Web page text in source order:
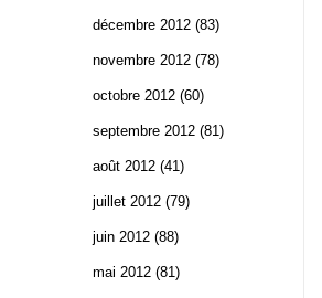
décembre 2012 (83)
novembre 2012 (78)
octobre 2012 (60)
septembre 2012 (81)
août 2012 (41)
juillet 2012 (79)
juin 2012 (88)
mai 2012 (81)